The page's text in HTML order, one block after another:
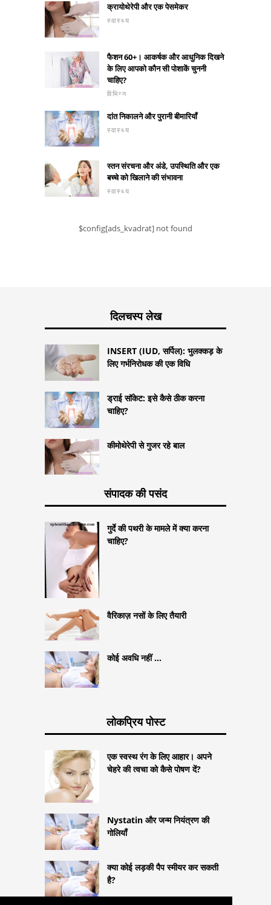
क्रायोथेरेपी और एक पेसमेकर
स्वास्थ्य
फैशन 60+। आकर्षक और आधुनिक दिखने
के लिए आपको कौन सी पोशाकें चुननी
चाहिए?
विभिन्न
दांत निकालने और पुरानी बीमारियाँ
स्वास्थ्य
स्तन संरचना और अंडे, उपस्थिति और एक
बच्चे को खिलाने की संभावना
स्वास्थ्य
$config[ads_kvadrat] not found
दिलचस्प लेख
INSERT (IUD, सर्पिल): भुलक्कड़ के
लिए गर्भनिरोधक की एक विधि
ड्राई सॉकेट: इसे कैसे ठीक करना
चाहिए?
कीमोथेरेपी से गुजर रहे बाल
संपादक की पसंद
गुर्दे की पथरी के मामले में क्या करना
चाहिए?
वैरिकाज़ नसों के लिए तैयारी
कोई अवधि नहीं ...
लोकप्रिय पोस्ट
एक स्वस्थ रंग के लिए आहार। अपने
चेहरे की त्वचा को कैसे पोषण दें?
Nystatin और जन्म नियंत्रण की
गोलियाँ
क्या कोई लड़की पैप स्मीयर कर सकती
है?